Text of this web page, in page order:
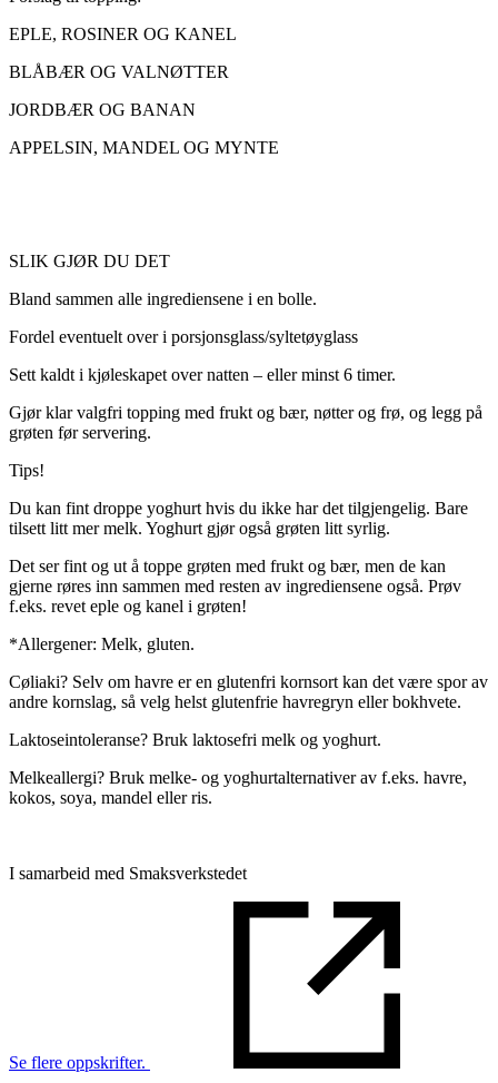
EPLE, ROSINER OG KANEL
BLÅBÆR OG VALNØTTER
JORDBÆR OG BANAN
APPELSIN, MANDEL OG MYNTE
SLIK GJØR DU DET
Bland sammen alle ingrediensene i en bolle.
Fordel eventuelt over i porsjonsglass/syltetøyglass
Sett kaldt i kjøleskapet over natten – eller minst 6 timer.
Gjør klar valgfri topping med frukt og bær, nøtter og frø, og legg på
grøten før servering.
Tips!
Du kan fint droppe yoghurt hvis du ikke har det tilgjengelig. Bare
tilsett litt mer melk. Yoghurt gjør også grøten litt syrlig.
Det ser fint og ut å toppe grøten med frukt og bær, men de kan
gjerne røres inn sammen med resten av ingrediensene også. Prøv
f.eks. revet eple og kanel i grøten!
*Allergener: Melk, gluten.
Cøliaki? Selv om havre er en glutenfri kornsort kan det være spor av
andre kornslag, så velg helst glutenfrie havregryn eller bokhvete.
Laktoseintoleranse? Bruk laktosefri melk og yoghurt.
Melkeallergi? Bruk melke- og yoghurtalternativer av f.eks. havre,
kokos, soya, mandel eller ris.
I samarbeid med Smaksverkstedet
Se flere oppskrifter.